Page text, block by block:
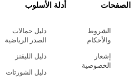
الصفحات
الشروط
والأحكام
إشعار
الخصوصية
أدلة الأسلوب
دليل حمالات
الصدر الرياضية
دليل الليقنز
دليل الشورتات